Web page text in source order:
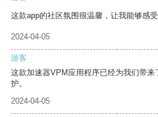
这款app的社区氛围很温馨，让我能够感受
2024-04-05
游客
这款加速器VPM应用程序已经为我们带
护。
2024-04-05